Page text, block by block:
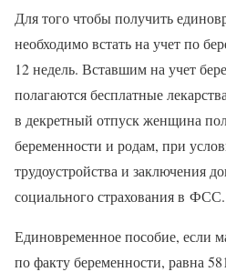
Для того чтобы получить
необходимо встать на учет по
12 недель. Вставшим на учет
полагаются бесплатные
в декретный отпуск женщина
беременности и родам, при
трудоустройства и заключения
социального страхования в ФСС.
Единовременное пособие, если
по факту беременности, равна